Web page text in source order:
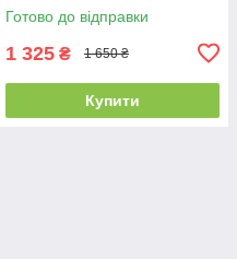
Готово до відправки
1 325 ₴ 1 650 ₴
Купити